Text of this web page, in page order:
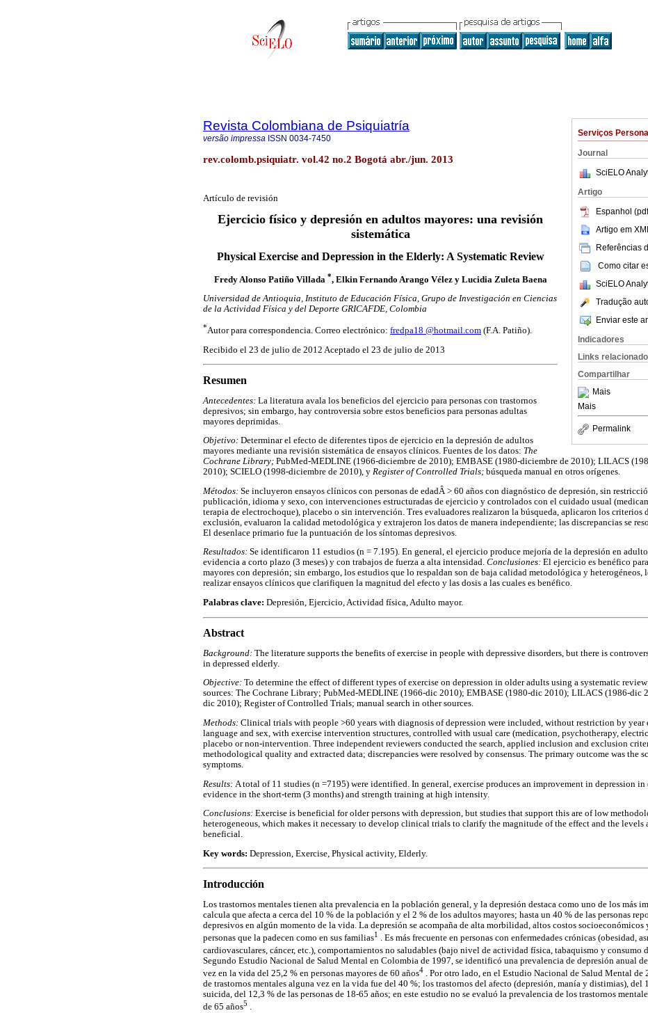
Serviços
Journal
SciELO
Artigo
Espanhol
Artigo em XML
Referências
Como citar
SciELO
Tradução
Enviar este
Indicadores
Links
Compartilhar
Mais
Mais
Permalink
Revista Colombiana de Psiquiatría
versão impressa ISSN 0034-7450
rev.colomb.psiquiatr. vol.42 no.2 Bogotá abr./jun. 2013
Artículo de revisión
Ejercicio físico y depresión en adultos mayores: una revisión
sistemática
Physical Exercise and Depression in the Elderly: A Systematic Review
Fredy Alonso Patiño Villada *, Elkin Fernando Arango Vélez y Lucidia Zuleta Baena
Universidad de Antioquia, Instituto de Educación Física, Grupo de Investigación en Ciencias
de la Actividad Física y del Deporte GRICAFDE, Colombia
*Autor para correspondencia. Correo electrónico: fredpa18 @hotmail.com (F.A. Patiño).
Recibido el 23 de julio de 2012 Aceptado el 23 de julio de 2013
Resumen
Antecedentes: La literatura avala los beneficios del ejercicio para personas con trastornos
depresivos; sin embargo, hay controversia sobre estos beneficios para personas adultas
mayores deprimidas.
Objetivo: Determinar el efecto de diferentes tipos de ejercicio en la depresión de adultos
mayores mediante una revisión sistemática de ensayos clínicos. Fuentes de los datos: The
Cochrane Library; PubMed-MEDLINE (1966-diciembre de 2010); EMBASE (1980-diciembre de 2010); LILACS
2010); SCIELO (1998-diciembre de 2010), y Register of Controlled Trials; búsqueda manual en otros orígenes.
Métodos: Se incluyeron ensayos clínicos con personas de edadÂ > 60 años con diagnóstico de depresión, sin
publicación, idioma y sexo, con intervenciones estructuradas de ejercicio y controlados con el cuidado usual
terapia de electrochoque), placebo o sin intervención. Tres evaluadores realizaron la búsqueda, aplicaron los criterios
exclusión, evaluaron la calidad metodológica y extrajeron los datos de manera independiente; las discrepancias se
El desenlace primario fue la puntuación de los síntomas depresivos.
Resultados: Se identificaron 11 estudios (n = 7.195). En general, el ejercicio produce mejoría de la depresión en
evidencia a corto plazo (3 meses) y con trabajos de fuerza a alta intensidad. Conclusiones: El ejercicio es benéfico
mayores con depresión; sin embargo, los estudios que lo respaldan son de baja calidad metodológica y heterogéneos,
realizar ensayos clínicos que clarifiquen la magnitud del efecto y las dosis a las cuales es benéfico.
Palabras clave: Depresión, Ejercicio, Actividad física, Adulto mayor.
Abstract
Background: The literature supports the benefits of exercise in people with depressive disorders, but there is
in depressed elderly.
Objective: To determine the effect of different types of exercise on depression in older adults using a systematic
sources: The Cochrane Library; PubMed-MEDLINE (1966-dic 2010); EMBASE (1980-dic 2010); LILACS (1986-dic
dic 2010); Register of Controlled Trials; manual search in other sources.
Methods: Clinical trials with people >60 years with diagnosis of depression were included, without restriction by
language and sex, with exercise intervention structures, controlled with usual care (medication, psychotherapy,
placebo or non-intervention. Three independent reviewers conducted the search, applied inclusion and exclusion
methodological quality and extracted data; discrepancies were resolved by consensus. The primary outcome was the
symptoms.
Results: A total of 11 studies (n =7195) were identified. In general, exercise produces an improvement in depression
evidence in the short-term (3 months) and strength training at high intensity.
Conclusions: Exercise is beneficial for older persons with depression, but studies that support this are of low
heterogeneous, which makes it necessary to develop clinical trials to clarify the magnitude of the effect and the levels
beneficial.
Key words: Depression, Exercise, Physical activity, Elderly.
Introducción
Los trastornos mentales tienen alta prevalencia en la población general, y la depresión destaca como uno de los más
calcula que afecta a cerca del 10 % de la población y el 2 % de los adultos mayores; hasta un 40 % de las personas
depresivos en algún momento de la vida. La depresión se acompaña de alta morbilidad, altos costos socioeconómicos
personas que la padecen como en sus familias1 . Es más frecuente en personas con enfermedades crónicas (obesidad,
cardiovasculares, cáncer, etc.), comportamientos no saludables (bajo nivel de actividad física, tabaquismo y consumo
Segundo Estudio Nacional de Salud Mental en Colombia de 1997, se identificó una prevalencia de depresión anual
vez en la vida del 25,2 % en personas mayores de 60 años4 . Por otro lado, en el Estudio Nacional de Salud Mental de
de trastornos mentales alguna vez en la vida fue del 40 %; los trastornos del afecto (depresión, manía y distimias), del
suicida, del 12,3 % de las personas de 18-65 años; en este estudio no se evaluó la prevalencia de los trastornos
de 65 años5 .